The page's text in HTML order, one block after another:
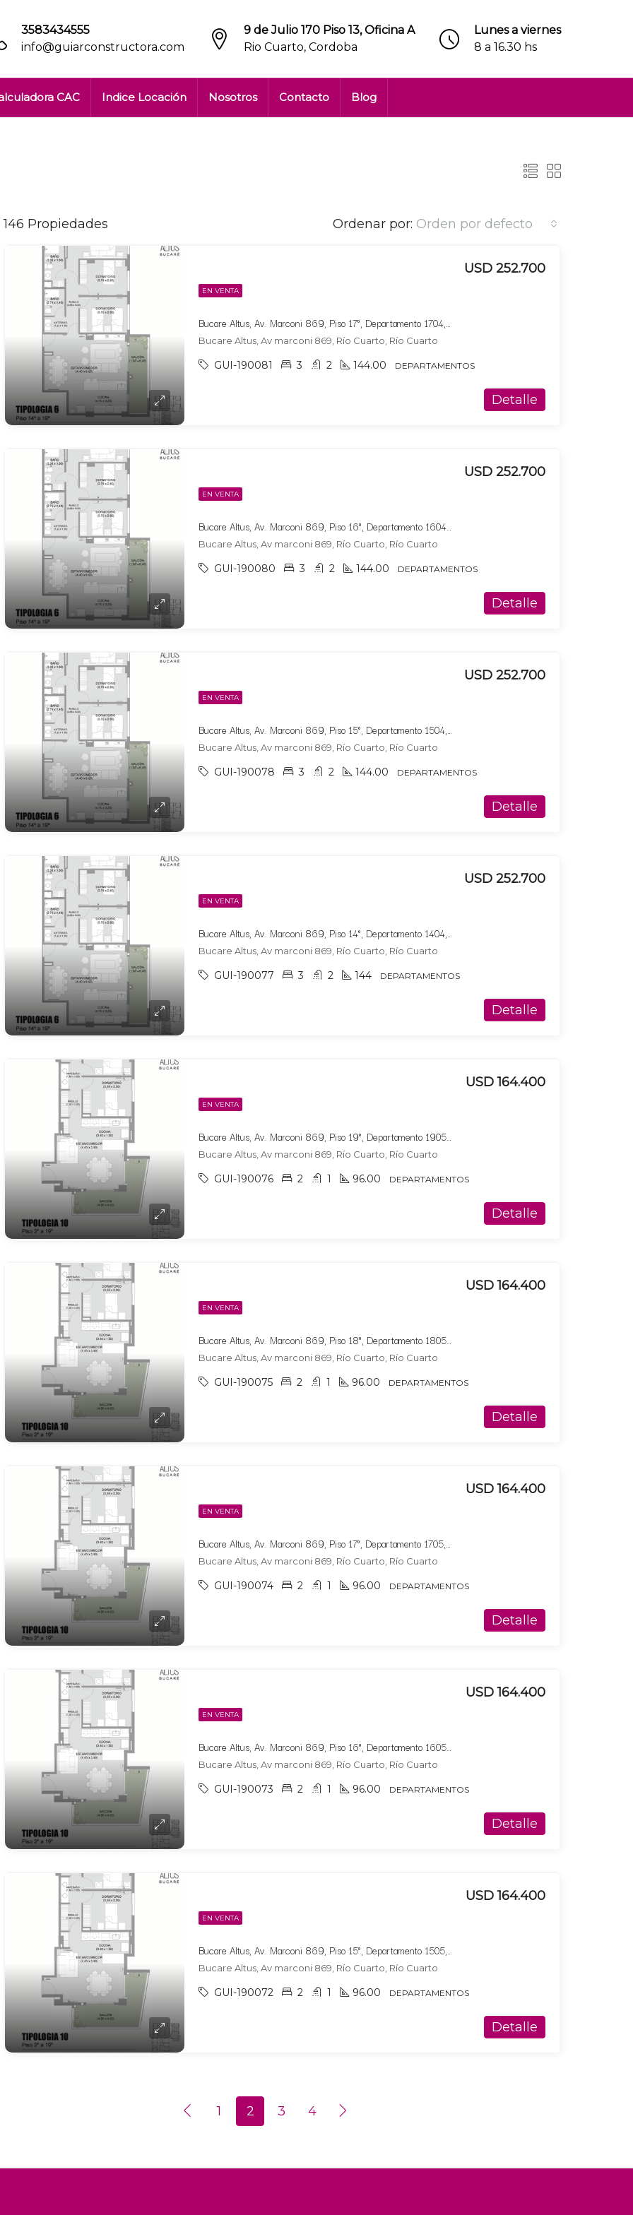
3583434555
info@guiarconstructora.com
9 de Julio 170 Piso 13, Oficina A
Rio Cuarto, Cordoba
Lunes a viernes
8 a 16.30 hs
CAC Indice Locación Nosotros Contacto Blog
146 Propiedades Ordenar por: Orden por defecto
EN VENTA
Bucare Altus, Av. Marconi 869, Piso 17°, Departamento 1704, Tipologia 6
USD 252.700
Bucare Altus, Av marconi 869, Río Cuarto, Río Cuarto
GUI-190081 3 2 144.00 DEPARTAMENTOS
Detalle
EN VENTA
Bucare Altus, Av. Marconi 869, Piso 16°, Departamento 1604, Tipologia 6
USD 252.700
Bucare Altus, Av marconi 869, Río Cuarto, Río Cuarto
GUI-190080 3 2 144.00 DEPARTAMENTOS
Detalle
EN VENTA
Bucare Altus, Av. Marconi 869, Piso 15°, Departamento 1504, Tipologia 6
USD 252.700
Bucare Altus, Av marconi 869, Río Cuarto, Río Cuarto
GUI-190078 3 2 144.00 DEPARTAMENTOS
Detalle
EN VENTA
Bucare Altus, Av. Marconi 869, Piso 14°, Departamento 1404, Tipologia 6
USD 252.700
Bucare Altus, Av marconi 869, Río Cuarto, Río Cuarto
GUI-190077 3 2 144 DEPARTAMENTOS
Detalle
EN VENTA
Bucare Altus, Av. Marconi 869, Piso 19°, Departamento 1905, Tipologia 10
USD 164.400
Bucare Altus, Av marconi 869, Río Cuarto, Río Cuarto
GUI-190076 2 1 96.00 DEPARTAMENTOS
Detalle
EN VENTA
Bucare Altus, Av. Marconi 869, Piso 18°, Departamento 1805, Tipologia 10
USD 164.400
Bucare Altus, Av marconi 869, Río Cuarto, Río Cuarto
GUI-190075 2 1 96.00 DEPARTAMENTOS
Detalle
EN VENTA
Bucare Altus, Av. Marconi 869, Piso 17°, Departamento 1705, Tipologia 10
USD 164.400
Bucare Altus, Av marconi 869, Río Cuarto, Río Cuarto
GUI-190074 2 1 96.00 DEPARTAMENTOS
Detalle
EN VENTA
Bucare Altus, Av. Marconi 869, Piso 16°, Departamento 1605, Tipologia 10
USD 164.400
Bucare Altus, Av marconi 869, Río Cuarto, Río Cuarto
GUI-190073 2 1 96.00 DEPARTAMENTOS
Detalle
EN VENTA
Bucare Altus, Av. Marconi 869, Piso 15°, Departamento 1505, Tipologia 10
USD 164.400
Bucare Altus, Av marconi 869, Río Cuarto, Río Cuarto
GUI-190072 2 1 96.00 DEPARTAMENTOS
Detalle
1 2 3 4